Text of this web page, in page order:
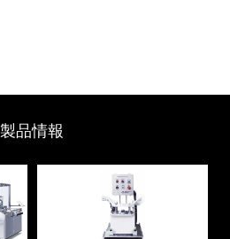
製品情報